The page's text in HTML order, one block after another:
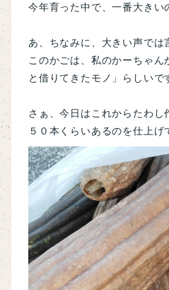
今年育った中で、一番大きい
あ、ちなみに、大きい声で
このかごは、私のかーちゃん
と借りてきたモノ」らしいで
さぁ、今日はこれからたわし
５０本くらいあるのを仕上げ